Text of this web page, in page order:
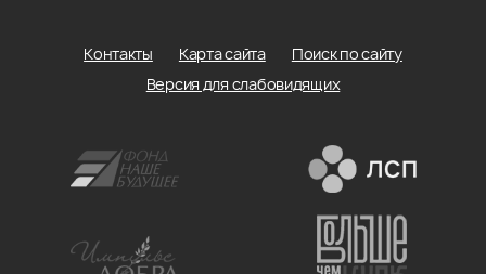
Контакты Карта сайта
Поиск по сайту
Версия для слабовидящих